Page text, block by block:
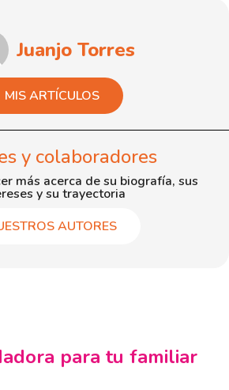
Juanjo Torres
MIS ARTÍCULOS
y colaboradores
más acerca de su biografía, sus
y su trayectoria
AUTORES
para tu familiar